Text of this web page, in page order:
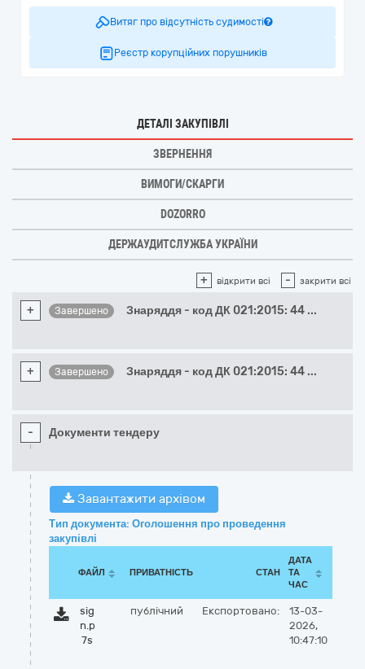
Витяг про відсутність судимості
Реєстр корупційних порушників
ДЕТАЛІ ЗАКУПІВЛІ
ЗВЕРНЕННЯ
ВИМОГИ/СКАРГИ
DOZORRO
ДЕРЖАУДИТСЛУЖБА УКРАЇНИ
+ відкрити всі - закрити всі
+ Завершено Знаряддя - код ДК 021:2015: 44 ...
+ Завершено Знаряддя - код ДК 021:2015: 44 ...
- Документи тендеру
Завантажити архівом
Тип документа: Оголошення про проведення
закупівлі
ФАЙЛ ПРИВАТНІСТЬ СТАН
ДАТА
ТА
ЧАС
sig
n.p
7s
публічний Експортовано:
13-03-
2026,
10:47:10